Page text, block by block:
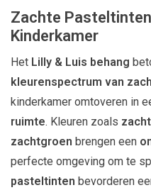
Zachte
Kinderkamer
Het Lilly & Luis behang
kleurenspectrum van
kinderkamer omtoveren in
ruimte. Kleuren zoals
zachtgroen brengen een
perfecte omgeving om te
pasteltinten bevorderen